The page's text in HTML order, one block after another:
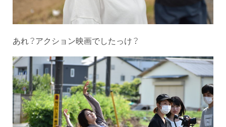
あれ？アクション映画でしたっけ？